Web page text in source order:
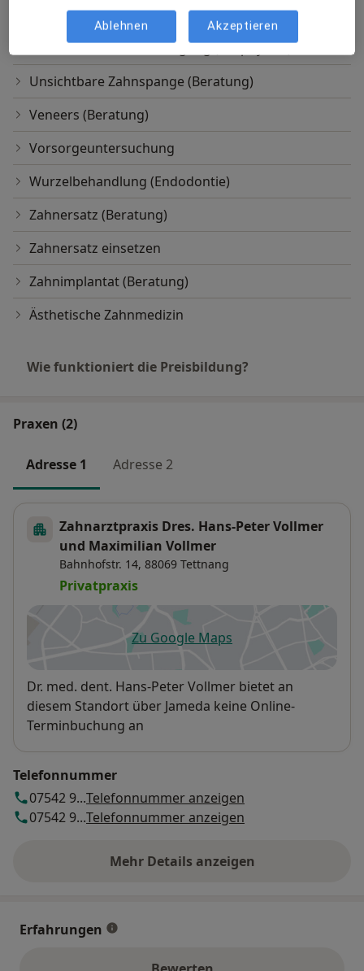
Oralchirurgische Behandlung
Professionelle Zahnreinigung (Prophylaxe)
Unsichtbare Zahnspange (Beratung)
Veneers (Beratung)
Vorsorgeuntersuchung
Wurzelbehandlung (Endodontie)
Zahnersatz (Beratung)
Zahnersatz einsetzen
Zahnimplantat (Beratung)
Ästhetische Zahnmedizin
Wie funktioniert die Preisbildung?
Praxen (2)
Adresse 1 Adresse 2
Zahnarztpraxis Dres. Hans-Peter Vollmer
und Maximilian Vollmer
Bahnhofstr. 14, 88069 Tettnang
Privatpraxis
Zu Google Mapsöffnet in einer neuen
Verfügbarkeit
Dr. med. dent. Hans-Peter Vollmer bietet an
diesem Standort über Jameda keine Online-
Terminbuchung an
Telefonnummer
07542 9...Telefonnummer anzeigen
07542 9...Telefonnummer anzeigen
Mehr Details anzeigen
über die Adresse
Erfahrungen
Ablehnen Akzeptieren